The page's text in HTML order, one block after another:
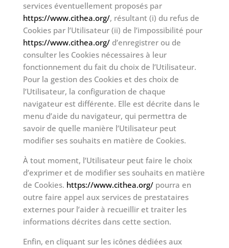
services éventuellement proposés par
https://www.cithea.org/, résultant (i) du refus de
Cookies par l’Utilisateur (ii) de l’impossibilité pour
https://www.cithea.org/d’enregistrer ou de
consulter les Cookies nécessaires à leur
fonctionnement du fait du choix de l’Utilisateur.
Pour la gestion des Cookies et des choix de
l’Utilisateur, la configuration de chaque
navigateur est différente. Elle est décrite dans le
menu d’aide du navigateur, qui permettra de
savoir de quelle manière l’Utilisateur peut
modifier ses souhaits en matière de Cookies.
À tout moment, l’Utilisateur peut faire le choix
d’exprimer et de modifier ses souhaits en matière
de Cookies. https://www.cithea.org/pourra en
outre faire appel aux services de prestataires
externes pour l’aider à recueillir et traiter les
informations décrites dans cette section.
Enfin, en cliquant sur les icônes dédiées aux